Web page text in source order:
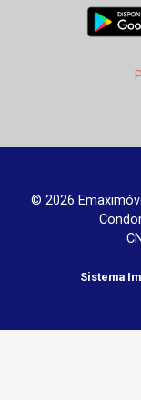
© 2026
Sistema